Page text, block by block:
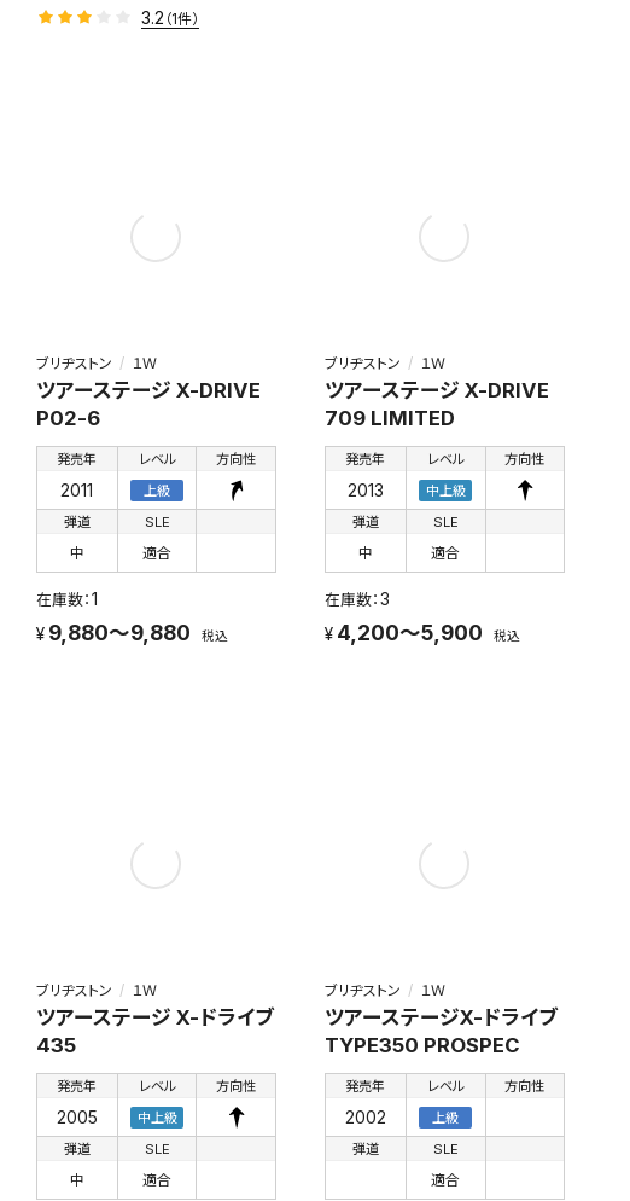
3.2 （1件）
ブリヂストン １Ｗ
ツアーステージ X-DRIVE
P02-6
発売年
2011
レベル
上級
方向性
弾道
中
SLE
適合
1
9,880～9,880 税込
ブリヂストン １Ｗ
ツアーステージ X-DRIVE
709 LIMITED
発売年
2013
レベル
中上級
方向性
弾道
中
SLE
適合
3
4,200～5,900 税込
ブリヂストン １Ｗ
ツアーステージ X-ドライブ
435
発売年
2005
レベル
中上級
方向性
弾道
中
SLE
適合
ブリヂストン １Ｗ
ツアーステージX-ドライブ
TYPE350 PROSPEC
発売年
2002
レベル
上級
方向性
弾道 SLE
適合